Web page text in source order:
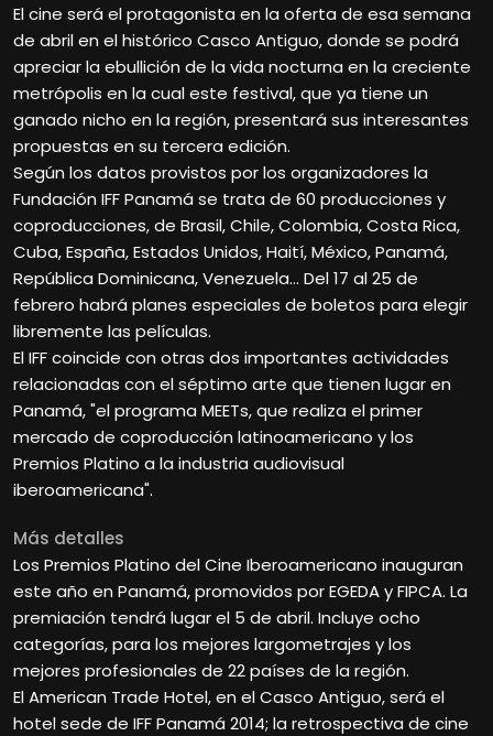
El cine será el protagonista en la oferta de esa semana
de abril en el histórico Casco Antiguo, donde se podrá
apreciar la ebullición de la vida nocturna en la creciente
metrópolis en la cual este festival, que ya tiene un
ganado nicho en la región, presentará sus interesantes
propuestas en su tercera edición.
Según los datos provistos por los organizadores la
Fundación IFF Panamá se trata de 60 producciones y
coproducciones, de Brasil, Chile, Colombia, Costa Rica,
Cuba, España, Estados Unidos, Haití, México, Panamá,
República Dominicana, Venezuela… Del 17 al 25 de
febrero habrá planes especiales de boletos para elegir
libremente las películas.
El IFF coincide con otras dos importantes actividades
relacionadas con el séptimo arte que tienen lugar en
Panamá, "el programa MEETs, que realiza el primer
mercado de coproducción latinoamericano y los
Premios Platino a la industria audiovisual
iberoamericana".
Más detalles
Los Premios Platino del Cine Iberoamericano inauguran
este año en Panamá, promovidos por EGEDA y FIPCA. La
premiación tendrá lugar el 5 de abril. Incluye ocho
categorías, para los mejores largometrajes y los
mejores profesionales de 22 países de la región.
El American Trade Hotel, en el Casco Antiguo, será el
hotel sede de IFF Panamá 2014; la retrospectiva de cine